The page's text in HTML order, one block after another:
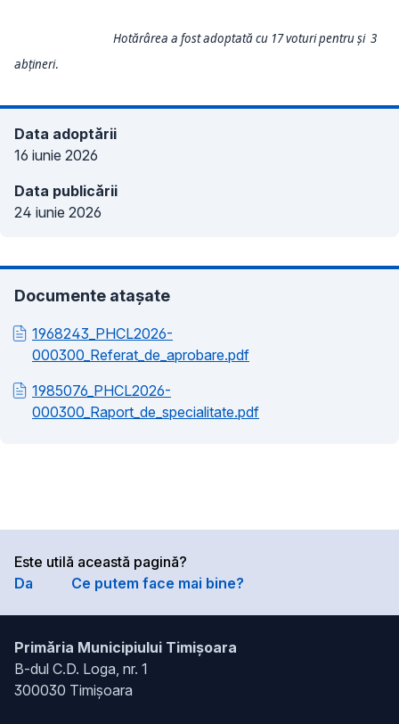
Hotărârea a fost adoptată cu 17 voturi pentru și 3
abțineri.
Data adoptării
16 iunie 2026
Data publicării
24 iunie 2026
Documente atașate
1968243_PHCL2026-
000300_Referat_de_aprobare.pdf
1985076_PHCL2026-
000300_Raport_de_specialitate.pdf
Este utilă această pagină?
Da
Ce putem face mai bine?
Primăria Municipiului Timișoara
B-dul C.D. Loga, nr. 1
300030 Timișoara